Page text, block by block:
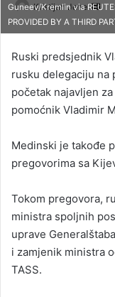
Kristijan Jenei
S
e
d
a
n
e
a
i
Guneev/Kremlin via
PROVIDED BY A THIRD
Ruski predsjednik
rusku delegaciju na
početak najavljen
pomoćnik Vladimir
Medinski je takođe
pregovorima sa
Tokom pregovora,
ministra spoljnih
uprave
i zamjenik ministra
TASS.